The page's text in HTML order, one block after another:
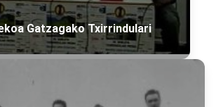
Gatzagako Txirrindulari